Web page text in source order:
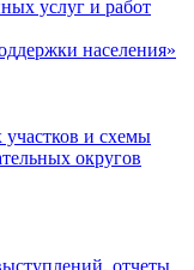
услуг и работ
населения»
и схемы
округов